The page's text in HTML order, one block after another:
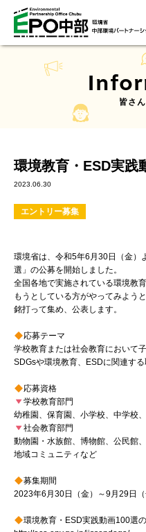
皆さ
環境教育・ESD実践
2023.06.30
エントリー募集
環境省は、令和5年6月30日（金）
選」の公募を開始しました。
全国各地で実施されている環境教
もうとしている方がやってみよう
銘打って集め、公表します。
応募テーマ
学校教育または社会教育において
SDGsや環境教育、ESDに関連する
応募資格
学校教育部門
幼稚園、保育園、小学校、中学校
社会教育部門
動物園・水族館、博物館、公民館
地域コミュニティなど
募集期間
2023年6月30日（金）～9月29日（
環境教育・ESD実践動画100選